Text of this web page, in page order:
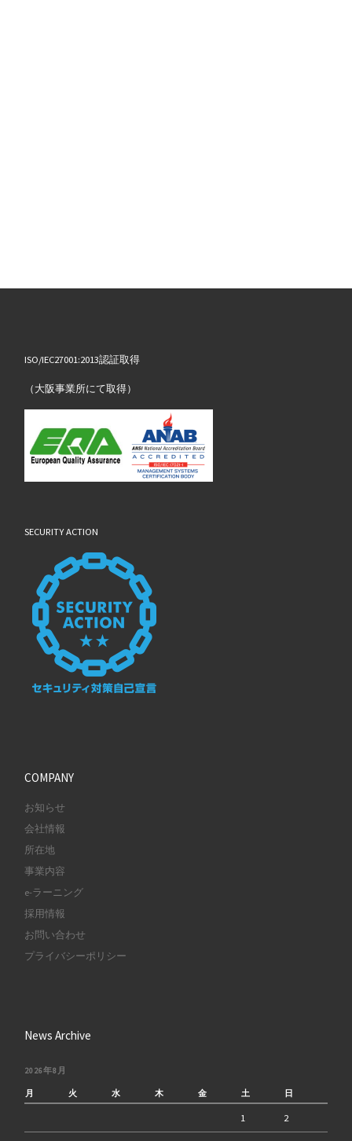
ISO/IEC27001:2013認証取得
（大阪事業所にて取得）
SECURITY ACTION
COMPANY
お知らせ
会社情報
所在地
事業内容
e-ラーニング
採用情報
お問い合わせ
プライバシーポリシー
News Archive
2026年8月
月 火 水 木 金 土 日
1 2